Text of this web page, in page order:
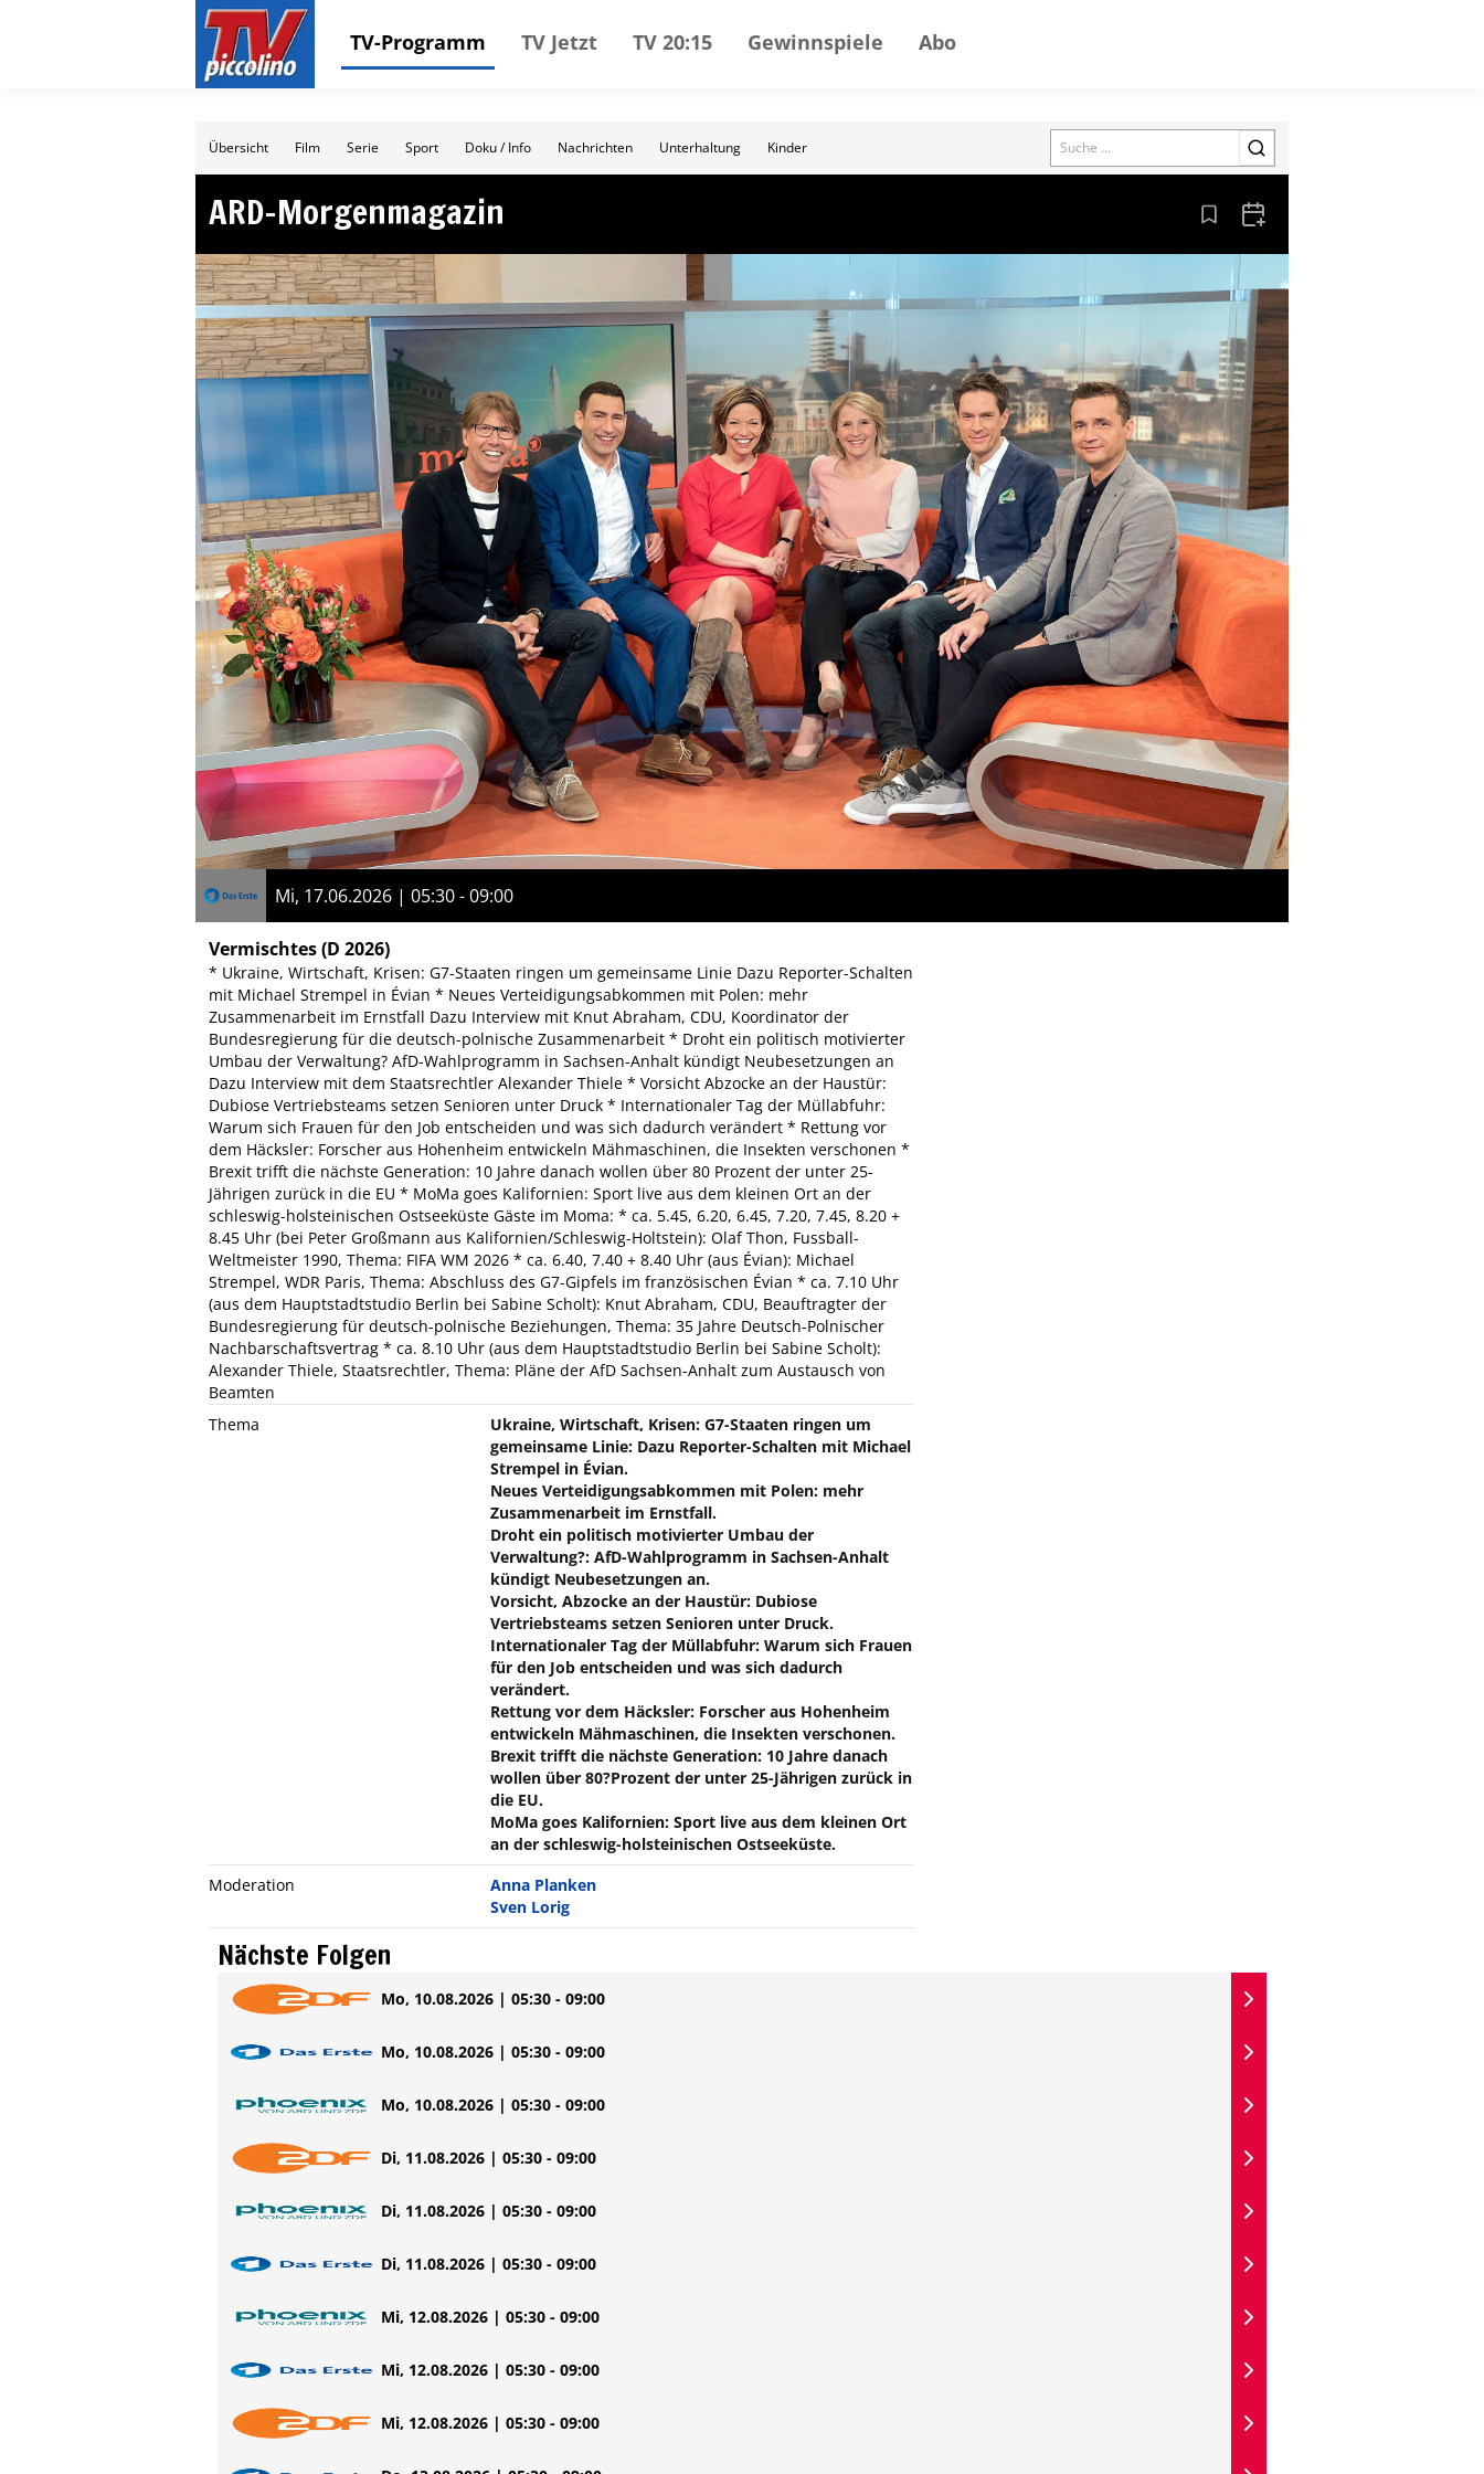
TV-Programm TV Jetzt TV 20:15 Gewinnspiele Abo
Übersicht Film Serie Sport Doku / Info Nachrichten Unterhaltung Kinder Search
ARD-Morgenmagazin Aus den Lesezeichen entfernen
Zum Kalender hinzufügen
Mi, 17.06.2026 | 05:30 - 09:00
Vermischtes(D 2026)
* Ukraine, Wirtschaft, Krisen: G7-Staaten ringen um gemeinsame Linie Dazu Reporter-Schalten
mit Michael Strempel in Évian * Neues Verteidigungsabkommen mit Polen: mehr
Zusammenarbeit im Ernstfall Dazu Interview mit Knut Abraham, CDU, Koordinator der
Bundesregierung für die deutsch-polnische Zusammenarbeit * Droht ein politisch motivierter
Umbau der Verwaltung? AfD-Wahlprogramm in Sachsen-Anhalt kündigt Neubesetzungen an
Dazu Interview mit dem Staatsrechtler Alexander Thiele * Vorsicht Abzocke an der Haustür:
Dubiose Vertriebsteams setzen Senioren unter Druck * Internationaler Tag der Müllabfuhr:
Warum sich Frauen für den Job entscheiden und was sich dadurch verändert * Rettung vor
dem Häcksler: Forscher aus Hohenheim entwickeln Mähmaschinen, die Insekten verschonen *
Brexit trifft die nächste Generation: 10 Jahre danach wollen über 80 Prozent der unter 25-
Jährigen zurück in die EU * MoMa goes Kalifornien: Sport live aus dem kleinen Ort an der
schleswig-holsteinischen Ostseeküste Gäste im Moma: * ca. 5.45, 6.20, 6.45, 7.20, 7.45, 8.20 +
8.45 Uhr (bei Peter Großmann aus Kalifornien/Schleswig-Holtstein): Olaf Thon, Fussball-
Weltmeister 1990, Thema: FIFA WM 2026 * ca. 6.40, 7.40 + 8.40 Uhr (aus Évian): Michael
Strempel, WDR Paris, Thema: Abschluss des G7-Gipfels im französischen Évian * ca. 7.10 Uhr
(aus dem Hauptstadtstudio Berlin bei Sabine Scholt): Knut Abraham, CDU, Beauftragter der
Bundesregierung für deutsch-polnische Beziehungen, Thema: 35 Jahre Deutsch-Polnischer
Nachbarschaftsvertrag * ca. 8.10 Uhr (aus dem Hauptstadtstudio Berlin bei Sabine Scholt):
Alexander Thiele, Staatsrechtler, Thema: Pläne der AfD Sachsen-Anhalt zum Austausch von
Beamten
Thema
Ukraine, Wirtschaft, Krisen: G7-Staaten ringen um
gemeinsame Linie: Dazu Reporter-Schalten mit Michael
Strempel in Évian.
Neues Verteidigungsabkommen mit Polen: mehr
Zusammenarbeit im Ernstfall.
Droht ein politisch motivierter Umbau der
Verwaltung?: AfD-Wahlprogramm in Sachsen-Anhalt
kündigt Neubesetzungen an.
Vorsicht, Abzocke an der Haustür: Dubiose
Vertriebsteams setzen Senioren unter Druck.
Internationaler Tag der Müllabfuhr: Warum sich Frauen
für den Job entscheiden und was sich dadurch
verändert.
Rettung vor dem Häcksler: Forscher aus Hohenheim
entwickeln Mähmaschinen, die Insekten verschonen.
Brexit trifft die nächste Generation: 10 Jahre danach
wollen über 80?Prozent der unter 25-Jährigen zurück in
die EU.
MoMa goes Kalifornien: Sport live aus dem kleinen Ort
an der schleswig-holsteinischen Ostseeküste.
Moderation
Anna Planken
Sven Lorig
Nächste Folgen
Mo, 10.08.2026 | 05:30 - 09:00
Mo, 10.08.2026 | 05:30 - 09:00
Mo, 10.08.2026 | 05:30 - 09:00
Di, 11.08.2026 | 05:30 - 09:00
Di, 11.08.2026 | 05:30 - 09:00
Di, 11.08.2026 | 05:30 - 09:00
Mi, 12.08.2026 | 05:30 - 09:00
Mi, 12.08.2026 | 05:30 - 09:00
Mi, 12.08.2026 | 05:30 - 09:00